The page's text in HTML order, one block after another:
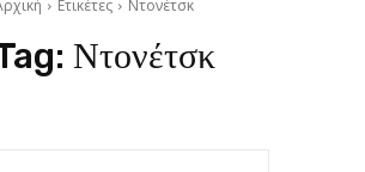
Ετικέτες Ντονέτσκ
Ντονέτσκ